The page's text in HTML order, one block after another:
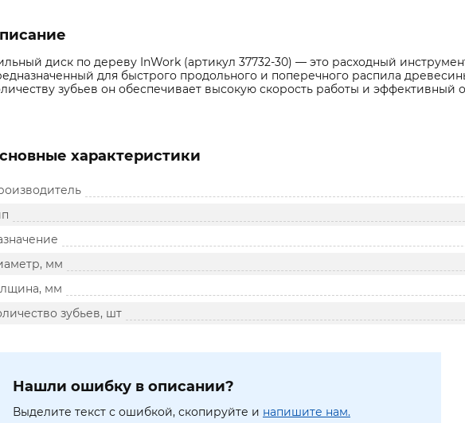
диск по дереву InWork (артикул 37732-30) — это расходный
для быстрого продольного и поперечного распила
зубьев он обеспечивает высокую скорость работы и эффективный
характеристики
мм
мм
зубьев, шт
Нашли ошибку в описании?
Выделите текст с ошибкой, скопируйте и напишите нам.